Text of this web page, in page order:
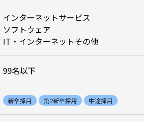
インターネットサービス
ソフトウェア
IT・インターネットその他
99名以下
新卒採用 第2新卒採用 中途採用